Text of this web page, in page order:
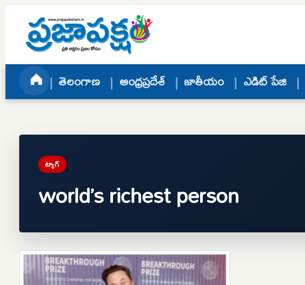
Skip to content
తెలంగాణ ఆంధ్రప్రదేశ్ జాతీయం ఎడిట్ పేజి
ట్యాగ్
world’s richest person